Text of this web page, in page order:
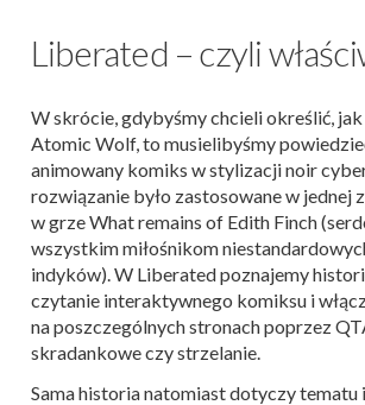
Liberated – czyli
W skrócie, gdybyśmy chcieli określić,
Atomic Wolf, to musielibyśmy
animowany komiks w stylizacji noir
rozwiązanie było zastosowane w jednej
w grze What remains of Edith Finch
wszystkim miłośnikom
indyków). W Liberated poznajemy
czytanie interaktywnego komiksu i
na poszczególnych stronach poprzez
skradankowe czy strzelanie.
Sama historia natomiast dotyczy tematu